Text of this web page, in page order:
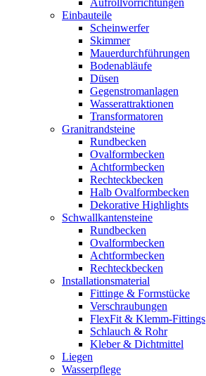
Aufrollvorrichtungen
Einbauteile
Scheinwerfer
Skimmer
Mauerdurchführungen
Bodenabläufe
Düsen
Gegenstromanlagen
Wasserattraktionen
Transformatoren
Granitrandsteine
Rundbecken
Ovalformbecken
Achtformbecken
Rechteckbecken
Halb Ovalformbecken
Dekorative Highlights
Schwallkantensteine
Rundbecken
Ovalformbecken
Achtformbecken
Rechteckbecken
Installationsmaterial
Fittinge & Formstücke
Verschraubungen
FlexFit & Klemm-Fittings
Schlauch & Rohr
Kleber & Dichtmittel
Liegen
Wasserpflege